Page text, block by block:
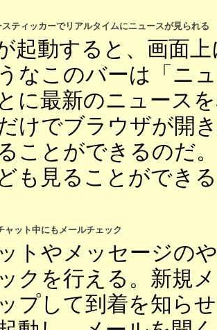
スティッカーでリアルタイムにニュースが見られる
起動すると、画面
なこのバーは「ニ
に最新のニュース
けでブラウザが開
ことができるのだ
も見ることができ
ャット中にもメールチェック
トやメッセージの
クを行える。新規
プして到着を知ら